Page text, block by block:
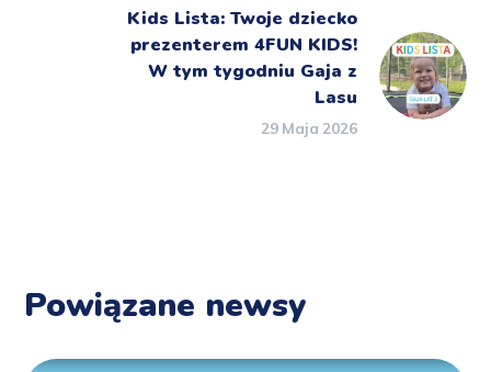
Kids Lista: Twoje dziecko
prezenterem 4FUN KIDS!
W tym tygodniu Gaja z
Lasu
29 Maja 2026
Powiązane newsy